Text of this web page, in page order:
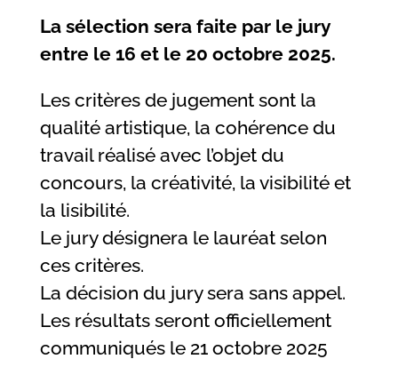
La sélection sera faite par le jury
entre le 16 et le 20 octobre 2025.
Les critères de jugement sont la
qualité artistique, la cohérence du
travail réalisé avec l’objet du
concours, la créativité, la visibilité et
la lisibilité.
Le jury désignera le lauréat selon
ces critères.
La décision du jury sera sans appel.
Les résultats seront officiellement
communiqués le 21 octobre 2025